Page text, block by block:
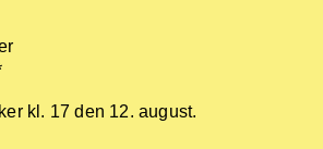
kl. 17 den 12. august.